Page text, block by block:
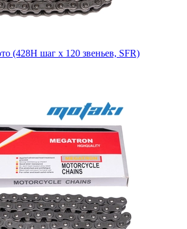
(428H шаг x 120 звеньев, SFR)